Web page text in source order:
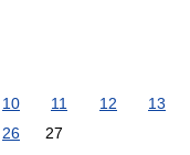
10 11 12 13
26 27